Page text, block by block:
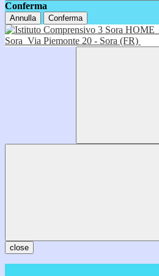
Conferma
Annulla Conferma
HOME
Sora Via Piemonte 20 - Sora (FR)
close